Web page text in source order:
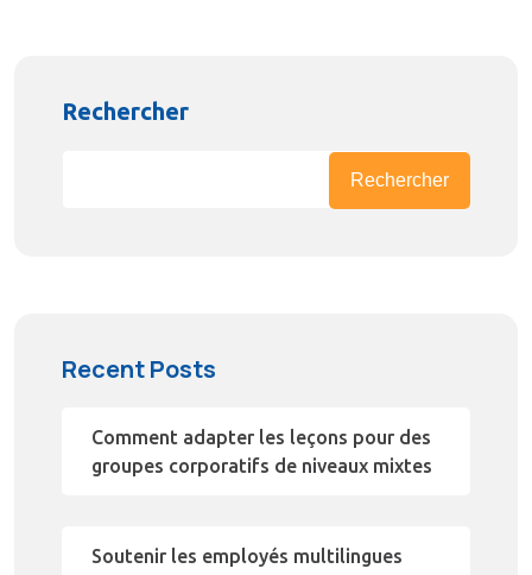
Rechercher
Rechercher
Recent Posts
Comment adapter les leçons pour des
groupes corporatifs de niveaux mixtes
Soutenir les employés multilingues